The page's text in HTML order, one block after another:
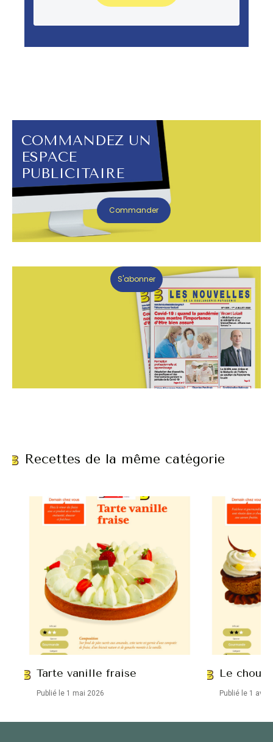
COMMANDEZ UN
ESPACE
PUBLICITAIRE
Commander
S'abonner
Recettes de la même catégorie
Tarte vanille fraise
Publié le 1 mai 2026
Le chou
Publié le 1 avril